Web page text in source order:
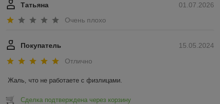
01.07.2026
Татьяна
Очень плохо
15.05.2024
Покупатель
Отлично
Жаль, что не работаете с физлицами.
Сделка подтверждена через корзину